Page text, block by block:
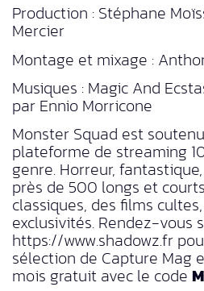
Production : Stéphane
Mercier
Montage et mixage :
Musiques : Magic And
par Ennio Morricone
Monster Squad est
plateforme de streaming
genre. Horreur,
près de 500 longs et
classiques, des films
exclusivités. Rendez-vous
https://www.shadowz.fr
sélection de Capture Mag
mois gratuit avec le code